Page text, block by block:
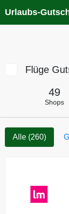
Urlaubs-
Flüge
49
Shops
Alle (260)